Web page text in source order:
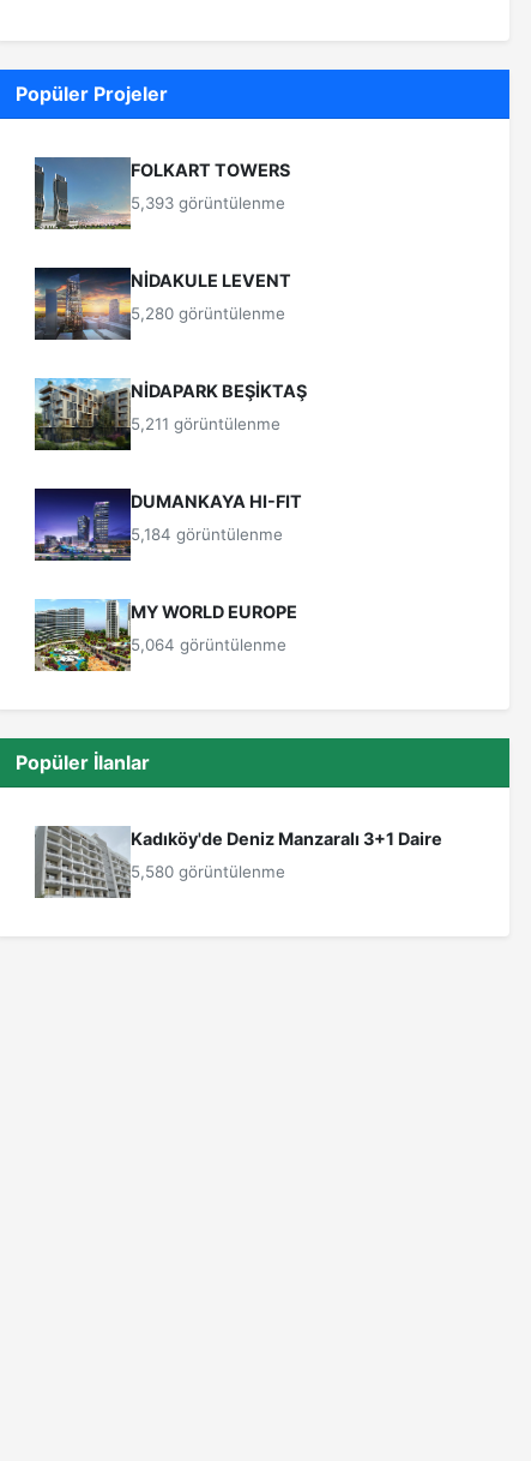
Popüler Projeler
FOLKART TOWERS
5,393 görüntülenme
NİDAKULE LEVENT
5,280 görüntülenme
NİDAPARK BEŞİKTAŞ
5,211 görüntülenme
DUMANKAYA HI-FIT
5,184 görüntülenme
MY WORLD EUROPE
5,064 görüntülenme
Popüler İlanlar
Kadıköy'de Deniz Manzaralı 3+1 Daire
5,580 görüntülenme